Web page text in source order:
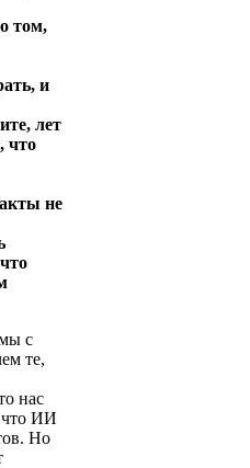
том,
и
лет
что
не
с
те,
нас
что ИИ
Но